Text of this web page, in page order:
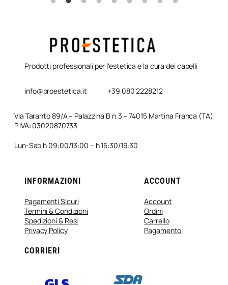
Prodotti professionali per l'estetica e la cura dei capelli
info@proestetica.it +39 080 2228212
Via Taranto 89/A – Palazzina B n.3 – 74015 Martina Franca (TA)
P.IVA: 03020870733
Lun-Sab h 09:00/13:00 – h 15:30/19:30
INFORMAZIONI
Pagamenti Sicuri
Termini & Condizioni
Spedizioni & Resi
Privacy Policy
ACCOUNT
Account
Ordini
Carrello
Pagamento
CORRIERI